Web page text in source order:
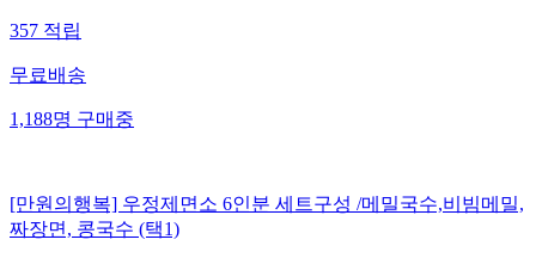
357 적립
무료배송
1,188명 구매중
[만원의행복] 우정제면소 6인분 세트구성 /메밀국수,비빔메밀,
짜장면, 콩국수 (택1)